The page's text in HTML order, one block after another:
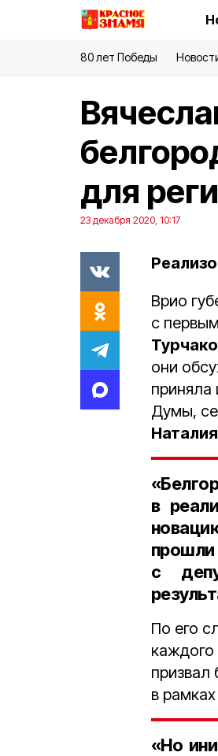
80 лет Победы
для
23 декабря 2020, 10:17
Врио
с
они
приняла
Думы,
в
с
По его
каждого
призвал
в
«Но